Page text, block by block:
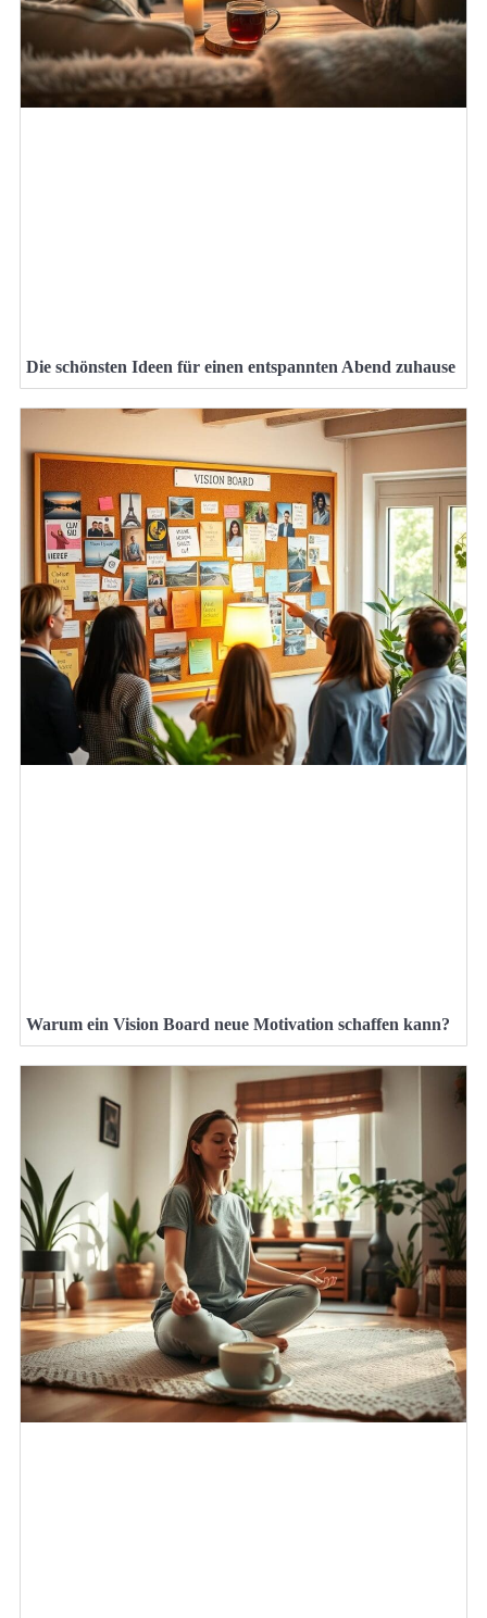
Die schönsten Ideen für einen entspannten Abend zuhause
Warum ein Vision Board neue Motivation schaffen kann?